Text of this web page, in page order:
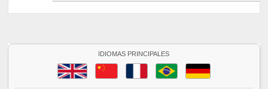
IDIOMAS PRINCIPALES